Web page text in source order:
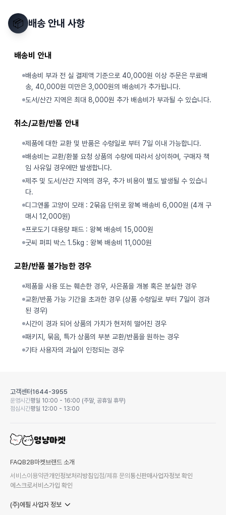
📦 배송 안내 사항
배송비 안내
배송비 부과 전 실 결제액 기준으로 40,000원 이상 주문은 무료배
송, 40,000원 미만은 3,000원의 배송비가 추가됩니다.
도서/산간 지역은 최대 8,000원 추가 배송비가 부과될 수 있습니다.
취소/교환/반품 안내
제품에 대한 교환 및 반품은 수령일로 부터 7일 이내 가능합니다.
배송비는 교환/환불 요청 상품의 수량에 따라서 상이하며, 구매자 책
임 사유일 경우에만 발생합니다.
제주 및 도서/산간 지역의 경우, 추가 비용이 별도 발생될 수 있습니
다.
디그앤롤 고양이 모래 : 2묶음 단위로 왕복 배송비 6,000원 (4개 구
매시 12,000원)
프로도기 대용량 패드 : 왕복 배송비 15,000원
굿씨 퍼피 박스 1.5kg : 왕복 배송비 11,000원
교환/반품 불가능한 경우
제품을 사용 또는 훼손한 경우, 사은품을 개봉 혹은 분실한 경우
교환/반품 가능 기간을 초과한 경우 (상품 수령일로 부터 7일이 경과
된 경우)
시간이 경과 되어 상품의 가치가 현저히 떨어진 경우
패키지, 묶음, 특가 상품의 부분 교환/반품을 원하는 경우
기타 사용자의 과실이 인정되는 경우
고객센터1644-3955
운영시간평일 10:00 - 16:00 (주말, 공휴일 휴무)
점심시간평일 12:00 - 13:00
FAQB2B마켓 브랜드 소개
서비스이용약관개인정보처리방침입점/제휴 문의통신판매사업자정보 확인
에스크로서비스가입 확인
(주)에필 사업자 정보